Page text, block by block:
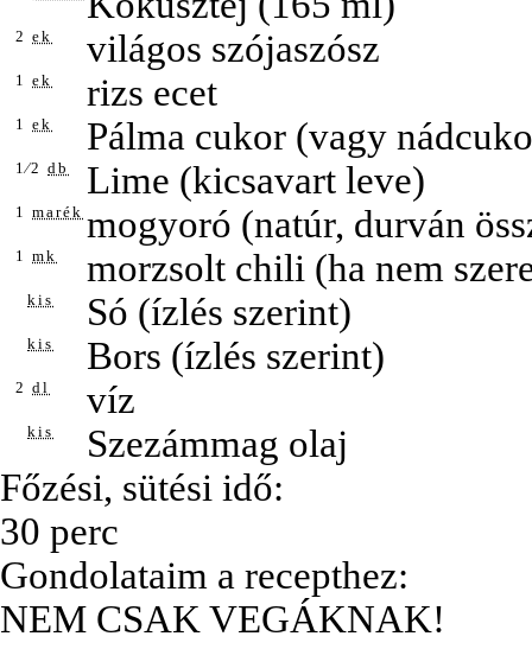
2ek világos szójaszósz
1ek rizs ecet
1ek Pálma cukor (vagy
1⁄2db Lime (kicsavart leve)
1marék mogyoró (natúr, durván
1mk morzsolt chili (ha nem
kis Só (ízlés szerint)
kis Bors (ízlés szerint)
2dl víz
kis
Szezámmag olaj
Főzési, sütési idő:
30 perc
Gondolataim a recepthez:
NEM CSAK VEGÁKNAK!